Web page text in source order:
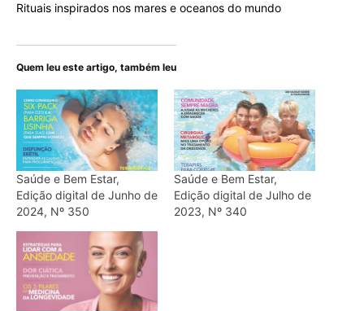
Rituais inspirados nos mares e oceanos do mundo
Quem leu este artigo, também leu
Saúde e Bem Estar,
Edição digital de Junho de
2024, Nº 350
Saúde e Bem Estar,
Edição digital de Julho de
2023, Nº 340